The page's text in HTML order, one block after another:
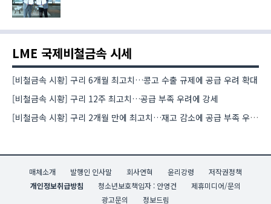
LME 국제비철금속 시세
[비철금속 시황] 구리 6개월 최고치…콩고 수출 규제에 공급 우려 확대
[비철금속 시황] 구리 12주 최고치…공급 부족 우려에 강세
[비철금속 시황] 구리 2개월 만에 최고치…재고 감소에 공급 부족 우려 확대
매체소개 발행인 인사말 회사연혁 윤리강령
저작권정책
개인정보취급방침
청소년보호책임자 : 안영건
제휴미디어/문의
광고문의
정보드림